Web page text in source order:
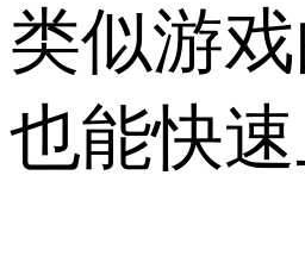
类似游
也能快